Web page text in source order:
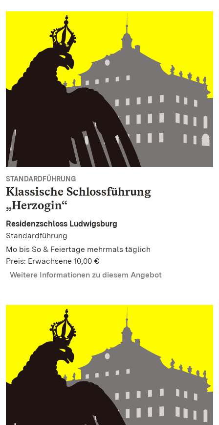
STANDARDFÜHRUNG
Klassische Schlossführung
„Herzogin“
Residenzschloss Ludwigsburg
Standardführung
Mo bis So & Feiertage mehrmals täglich
Preis: Erwachsene 10,00 €
Weitere Informationen zu diesem Angebot